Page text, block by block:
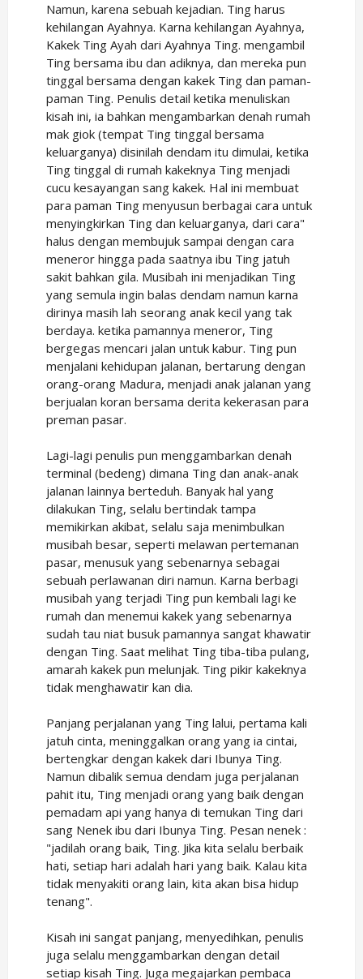
Namun, karena sebuah kejadian. Ting harus
kehilangan Ayahnya. Karna kehilangan Ayahnya,
Kakek Ting Ayah dari Ayahnya Ting. mengambil
Ting bersama ibu dan adiknya, dan mereka pun
tinggal bersama dengan kakek Ting dan paman-
paman Ting. Penulis detail ketika menuliskan
kisah ini, ia bahkan mengambarkan denah rumah
mak giok (tempat Ting tinggal bersama
keluarganya) disinilah dendam itu dimulai, ketika
Ting tinggal di rumah kakeknya Ting menjadi
cucu kesayangan sang kakek. Hal ini membuat
para paman Ting menyusun berbagai cara untuk
menyingkirkan Ting dan keluarganya, dari cara"
halus dengan membujuk sampai dengan cara
meneror hingga pada saatnya ibu Ting jatuh
sakit bahkan gila. Musibah ini menjadikan Ting
yang semula ingin balas dendam namun karna
dirinya masih lah seorang anak kecil yang tak
berdaya. ketika pamannya meneror, Ting
bergegas mencari jalan untuk kabur. Ting pun
menjalani kehidupan jalanan, bertarung dengan
orang-orang Madura, menjadi anak jalanan yang
berjualan koran bersama derita kekerasan para
preman pasar.
Lagi-lagi penulis pun menggambarkan denah
terminal (bedeng) dimana Ting dan anak-anak
jalanan lainnya berteduh. Banyak hal yang
dilakukan Ting, selalu bertindak tampa
memikirkan akibat, selalu saja menimbulkan
musibah besar, seperti melawan pertemanan
pasar, menusuk yang sebenarnya sebagai
sebuah perlawanan diri namun. Karna berbagi
musibah yang terjadi Ting pun kembali lagi ke
rumah dan menemui kakek yang sebenarnya
sudah tau niat busuk pamannya sangat khawatir
dengan Ting. Saat melihat Ting tiba-tiba pulang,
amarah kakek pun melunjak. Ting pikir kakeknya
tidak menghawatir kan dia.
Panjang perjalanan yang Ting lalui, pertama kali
jatuh cinta, meninggalkan orang yang ia cintai,
bertengkar dengan kakek dari Ibunya Ting.
Namun dibalik semua dendam juga perjalanan
pahit itu, Ting menjadi orang yang baik dengan
pemadam api yang hanya di temukan Ting dari
sang Nenek ibu dari Ibunya Ting. Pesan nenek :
"jadilah orang baik, Ting. Jika kita selalu berbaik
hati, setiap hari adalah hari yang baik. Kalau kita
tidak menyakiti orang lain, kita akan bisa hidup
tenang".
Kisah ini sangat panjang, menyedihkan, penulis
juga selalu menggambarkan dengan detail
setiap kisah Ting. Juga megajarkan pembaca